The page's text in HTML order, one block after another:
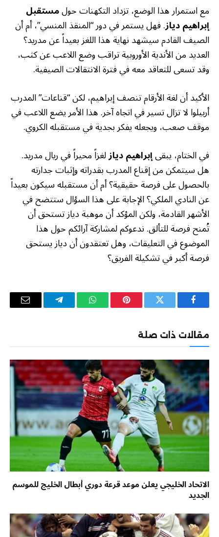
مع استمرار هذا الوضع، تزداد التكهنات حولمستقبل
إبراهيم دياز. فهل يستمر في دور “المنقذ المنسي”، أم أن
الصيف القادم سيشهد نهاية هذا اللغز بعيداً عن مدريد؟
العديد من الأندية الأوروبية تراقب وضع اللاعب عن كثب،
وقد تسعى للتعاقد معه في فترة الانتقالات الصيفية.
الأكيد أن لغة الأرقام تنصف إبراهيم، لكن “قناعات” المدرب
أربيلوا لا تزال تسير في اتجاه آخر. هذا الأمر يضع اللاعب في
موقف صعب، ويجعله يفكر بجدية في مستقبله الكروي.
في الختام، يبقىإبراهيم ديازلغزاً محيراً في ريال مدريد.
هل سيتمكن من إقناع المدرب بقدراته وإثبات جدارته
بالحصول على فرصة حقيقية؟ أم أن مستقبله سيكون بعيداً
عن النادي الملكي؟ الإجابة على هذا السؤال ستتضح في
الأشهر القادمة، ولكن المؤكد أن موهبة دياز تستحق أن
تُمنح فرصة للتألق. ندعوكم لمشاركة آرائكم حول هذا
الموضوع في التعليقات، وهل تعتقدون أن دياز يستحق
فرصة أكبر في تشكيلة الفريق؟
فيسبوك تويتر بينتيريستواتساب تيلقرام
البريد
مقالات ذات صلة
الاتحاد الخليجي يعلن موعد قرعة دوري أبطال الخليج للموسم
الجديد